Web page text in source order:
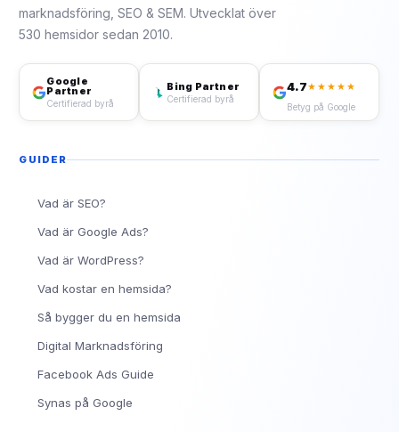
marknadsföring, SEO & SEM. Utvecklat över
530 hemsidor sedan 2010.
Google
Partner
Certifierad byrå
Bing Partner
Certifierad byrå
4.7★★★★★
Betyg på Google
GUIDER
Vad är SEO?
Vad är Google Ads?
Vad är WordPress?
Vad kostar en hemsida?
Så bygger du en hemsida
Digital Marknadsföring
Facebook Ads Guide
Synas på Google